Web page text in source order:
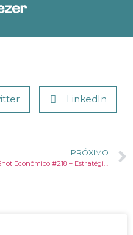
LinkedIn
PRÓXIMO